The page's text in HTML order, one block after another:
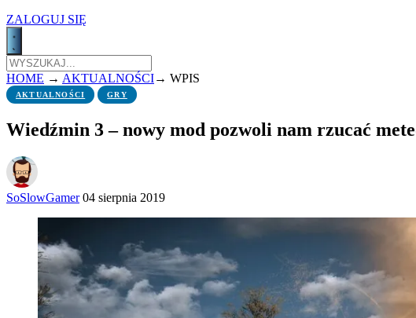
ZALOGUJ SIĘ
HOME → AKTUALNOŚCI→ WPIS
AKTUALNOŚCI GRY
Wiedźmin 3 – nowy mod pozwoli nam rzucać
SoSlowGamer 04 sierpnia 2019